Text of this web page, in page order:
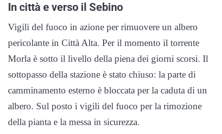
In città e verso il Sebino
Vigili del fuoco in azione per rimuovere un albero
pericolante in Città Alta. Per il momento il torrente
Morla è sotto il livello della piena dei giorni scorsi. Il
sottopasso della stazione è stato chiuso: la parte di
camminamento esterno è bloccata per la caduta di un
albero. Sul posto i vigili del fuoco per la rimozione
della pianta e la messa in sicurezza.